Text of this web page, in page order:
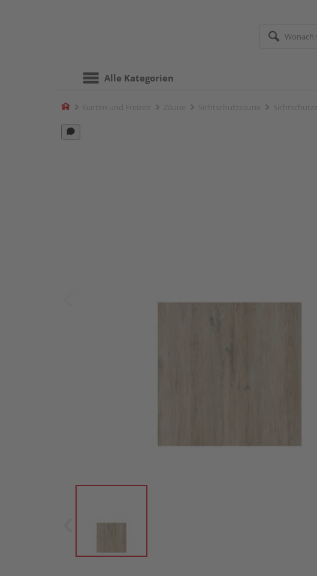
Alle Kategorien
Home